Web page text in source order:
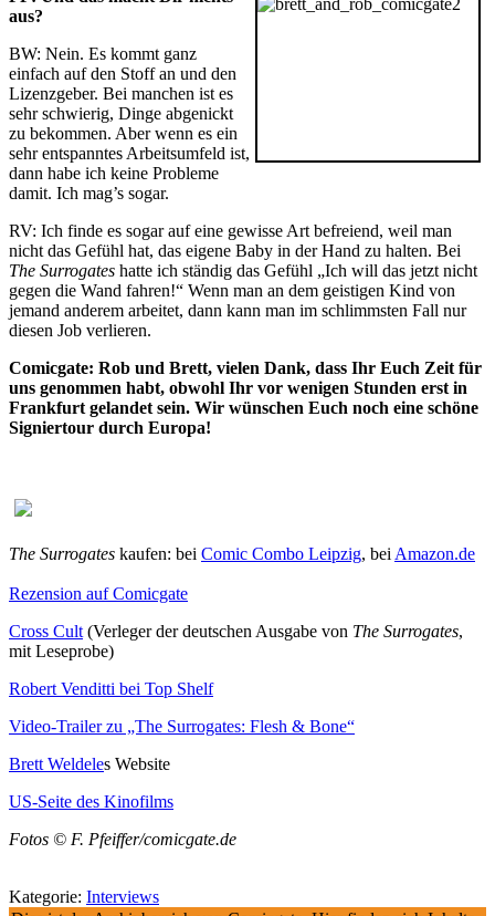
aus?
BW: Nein. Es kommt ganz
einfach auf den Stoff an und den
Lizenzgeber. Bei manchen ist es
sehr schwierig, Dinge abgenickt
zu bekommen. Aber wenn es ein
sehr entspanntes Arbeitsumfeld ist,
dann habe ich keine Probleme
damit. Ich mag’s sogar.
RV: Ich finde es sogar auf eine gewisse Art befreiend, weil man
nicht das Gefühl hat, das eigene Baby in der Hand zu halten. Bei
The Surrogates hatte ich ständig das Gefühl „Ich will das jetzt nicht
gegen die Wand fahren!“ Wenn man an dem geistigen Kind von
jemand anderem arbeitet, dann kann man im schlimmsten Fall nur
diesen Job verlieren.
Comicgate: Rob und Brett, vielen Dank, dass Ihr Euch Zeit für
uns genommen habt, obwohl Ihr vor wenigen Stunden erst in
Frankfurt gelandet sein. Wir wünschen Euch noch eine schöne
Signiertour durch Europa!
The Surrogates kaufen: bei Comic Combo Leipzig, bei Amazon.de
Rezension auf Comicgate
Cross Cult (Verleger der deutschen Ausgabe von The Surrogates,
mit Leseprobe)
Robert Venditti bei Top Shelf
Video-Trailer zu „The Surrogates: Flesh & Bone“
Brett Weldeles Website
US-Seite des Kinofilms
Fotos © F. Pfeiffer/comicgate.de
Kategorie: Interviews